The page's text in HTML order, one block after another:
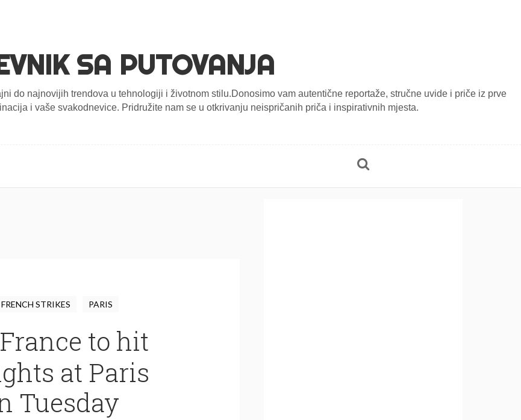
SA PUTOVANJA
do najnovijih trendova u tehnologiji i životnom stilu.Donosimo vam autentične reportaže, stručne uvide i priče iz prve
i vaše svakodnevice. Pridružite nam se u otkrivanju neispričanih priča i inspirativnih mjesta.
FRENCH STRIKES PARIS
to hit
at Paris
Tuesday